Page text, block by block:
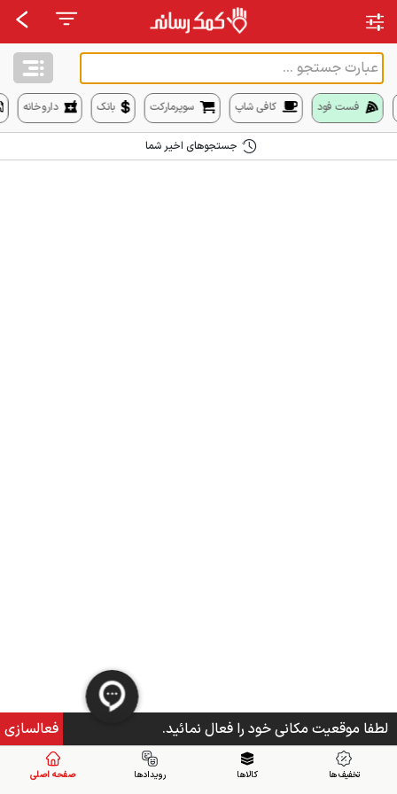
فست فود کافی شاپ سوپرمارکت بانک داروخانه
جستجوهای اخیر شما
جستجوهای اخیر شما
لطفا موقعیت مکانی خود را فعال نمائید. فعالسازی
تخفیف ها کالاها رویدادها صفحه اصلی